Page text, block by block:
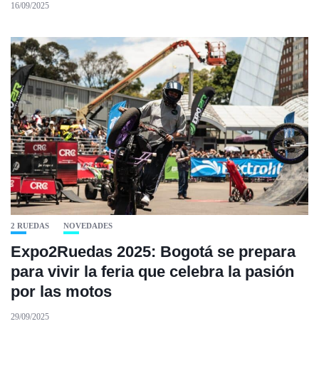
16/09/2025
2 RUEDAS NOVEDADES
Expo2Ruedas 2025: Bogotá se prepara
para vivir la feria que celebra la pasión
por las motos
29/09/2025